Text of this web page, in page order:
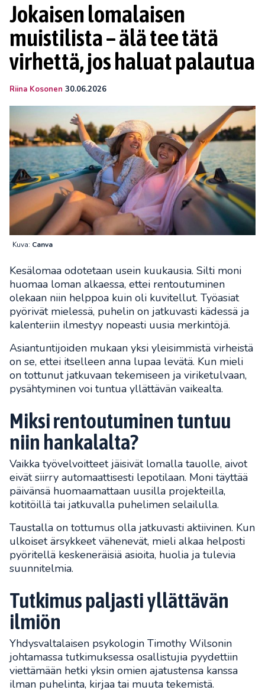
Jokaisen lomalaisen
muistilista – älä tee tätä
virhettä, jos haluat palautua
Riina Kosonen 30.06.2026
Kuva: Canva
Kesälomaa odotetaan usein kuukausia. Silti moni
huomaa loman alkaessa, ettei rentoutuminen
olekaan niin helppoa kuin oli kuvitellut. Työasiat
pyörivät mielessä, puhelin on jatkuvasti kädessä ja
kalenteriin ilmestyy nopeasti uusia merkintöjä.
Asiantuntijoiden mukaan yksi yleisimmistä virheistä
on se, ettei itselleen anna lupaa levätä. Kun mieli
on tottunut jatkuvaan tekemiseen ja viriketulvaan,
pysähtyminen voi tuntua yllättävän vaikealta.
Miksi rentoutuminen tuntuu
niin hankalalta?
Vaikka työvelvoitteet jäisivät lomalla tauolle, aivot
eivät siirry automaattisesti lepotilaan. Moni täyttää
päivänsä huomaamattaan uusilla projekteilla,
kotitöillä tai jatkuvalla puhelimen selailulla.
Taustalla on tottumus olla jatkuvasti aktiivinen. Kun
ulkoiset ärsykkeet vähenevät, mieli alkaa helposti
pyöritellä keskeneräisiä asioita, huolia ja tulevia
suunnitelmia.
Tutkimus paljasti yllättävän
ilmiön
Yhdysvaltalaisen psykologin Timothy Wilsonin
johtamassa tutkimuksessa osallistujia pyydettiin
viettämään hetki yksin omien ajatustensa kanssa
ilman puhelinta, kirjaa tai muuta tekemistä.